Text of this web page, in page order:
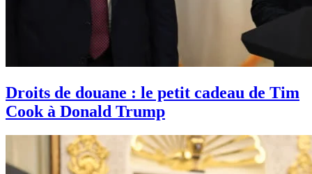
Droits de douane : le petit cadeau de Tim
Cook à Donald Trump